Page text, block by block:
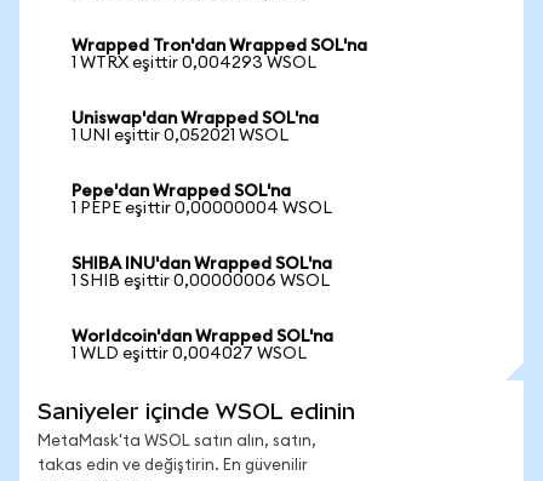
Wrapped Tron'dan Wrapped SOL'na
1 WTRX eşittir 0,004293 WSOL
Uniswap'dan Wrapped SOL'na
1 UNI eşittir 0,052021 WSOL
Pepe'dan Wrapped SOL'na
1 PEPE eşittir 0,00000004 WSOL
SHIBA INU'dan Wrapped SOL'na
1 SHIB eşittir 0,00000006 WSOL
Worldcoin'dan Wrapped SOL'na
1 WLD eşittir 0,004027 WSOL
Saniyeler içinde WSOL edinin
MetaMask'ta WSOL satın alın, satın,
takas edin ve değiştirin. En güvenilir